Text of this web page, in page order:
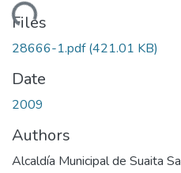
Files
28666-1.pdf(421.01 KB)
Date
2009
Authors
Alcaldía Municipal de Suaita